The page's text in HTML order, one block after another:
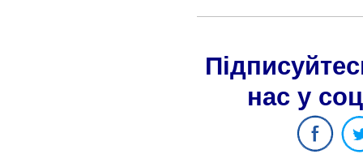
нас у